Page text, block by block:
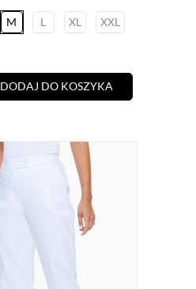
M L XL XXL
DODAJ DO KOSZYKA